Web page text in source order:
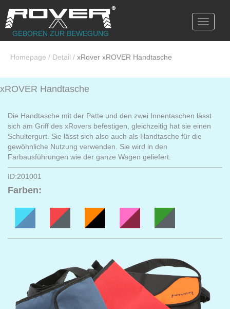
Toggle
GEBOREN ZUR BEWEGUNG
Homepage / Detail / xRover xROVER Handtasche
xROVER Handtasche
Die Handtasche mit der Patte und den zwei Innentaschen lässt
sich am Griff des xRovers befestigen, gleichzeitig hat sie einen
Schultergurt. Sie lässt sich also auch als Handtasche für die
gewöhnliche Nutzung verwenden. Sie wird in den
Farbausführungen wie der ganze Wagen geliefert.
ID:201001
Farben: